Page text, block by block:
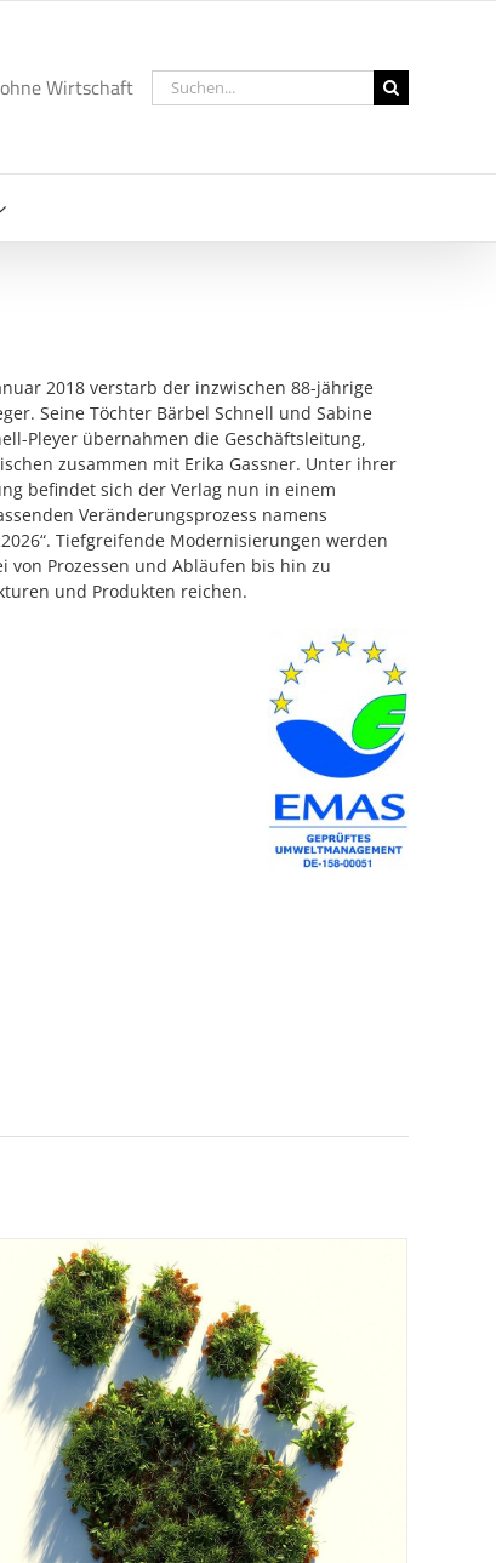
Wirtschaft
Suche
nach:
2018 verstarb der inzwischen 88-jährige
Seine Töchter Bärbel Schnell und Sabine
Pleyer übernahmen die Geschäftsleitung,
zusammen mit Erika Gassner. Unter ihrer
befindet sich der Verlag nun in einem
Veränderungsprozess namens
Tiefgreifende Modernisierungen werden
von Prozessen und Abläufen bis hin zu
und Produkten reichen.